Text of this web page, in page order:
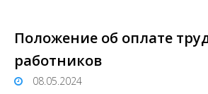
Положение об оплате
работников
08.05.2024